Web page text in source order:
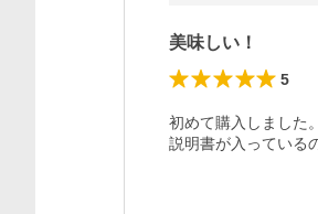
美味しい！
5
初めて購入しました
説明書が入っている